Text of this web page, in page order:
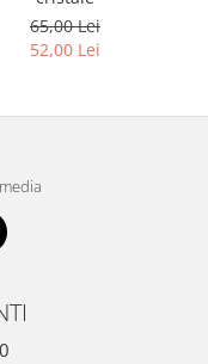
65,00 Lei
52,00 Lei